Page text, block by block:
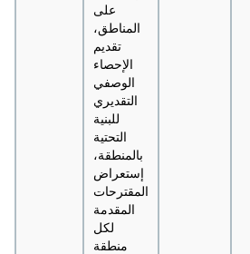
على
المناطق،
تقديم
الإحصاء
الوصفي
التقديري
للبنية
التحتية
بالمنطقة،
إستعراض
المقترحات
المقدمة
لكل
منطقة